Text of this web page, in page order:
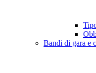
Bandi di gara e